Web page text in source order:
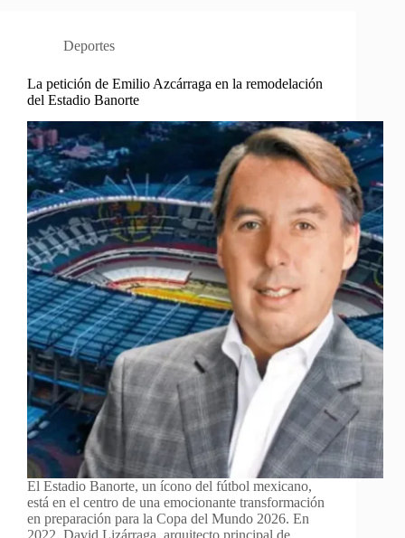
Deportes
La petición de Emilio Azcárraga en la remodelación
del Estadio Banorte
El Estadio Banorte, un ícono del fútbol mexicano,
está en el centro de una emocionante transformación
en preparación para la Copa del Mundo 2026. En
2022, David Lizárraga, arquitecto principal de